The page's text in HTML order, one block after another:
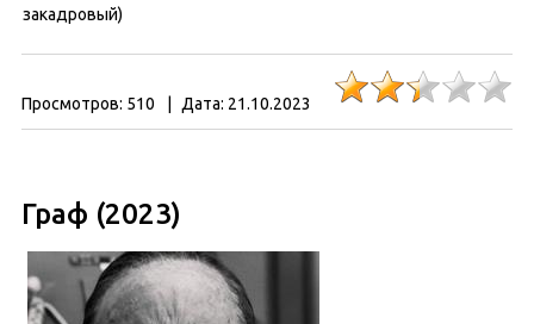
закадровый)
Просмотров: 510 Дата: 21.10.2023
Граф (2023)